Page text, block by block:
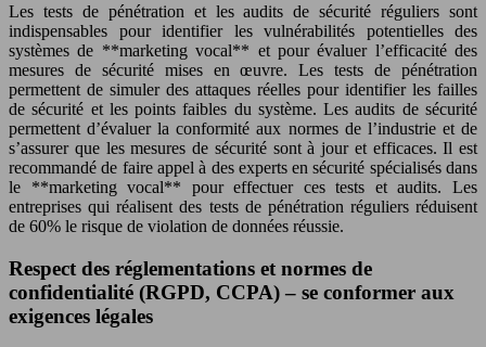
Les tests de pénétration et les audits de sécurité réguliers sont
indispensables pour identifier les vulnérabilités potentielles des
systèmes de **marketing vocal** et pour évaluer l’efficacité des
mesures de sécurité mises en œuvre. Les tests de pénétration
permettent de simuler des attaques réelles pour identifier les failles
de sécurité et les points faibles du système. Les audits de sécurité
permettent d’évaluer la conformité aux normes de l’industrie et de
s’assurer que les mesures de sécurité sont à jour et efficaces. Il est
recommandé de faire appel à des experts en sécurité spécialisés dans
le **marketing vocal** pour effectuer ces tests et audits. Les
entreprises qui réalisent des tests de pénétration réguliers réduisent
de 60% le risque de violation de données réussie.
Respect des réglementations et normes de
confidentialité (RGPD, CCPA) – se conformer aux
exigences légales